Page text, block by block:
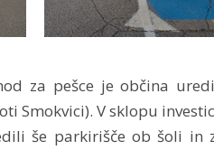
za pešce je občina
Smokvici). V sklopu
še parkirišče ob šoli in